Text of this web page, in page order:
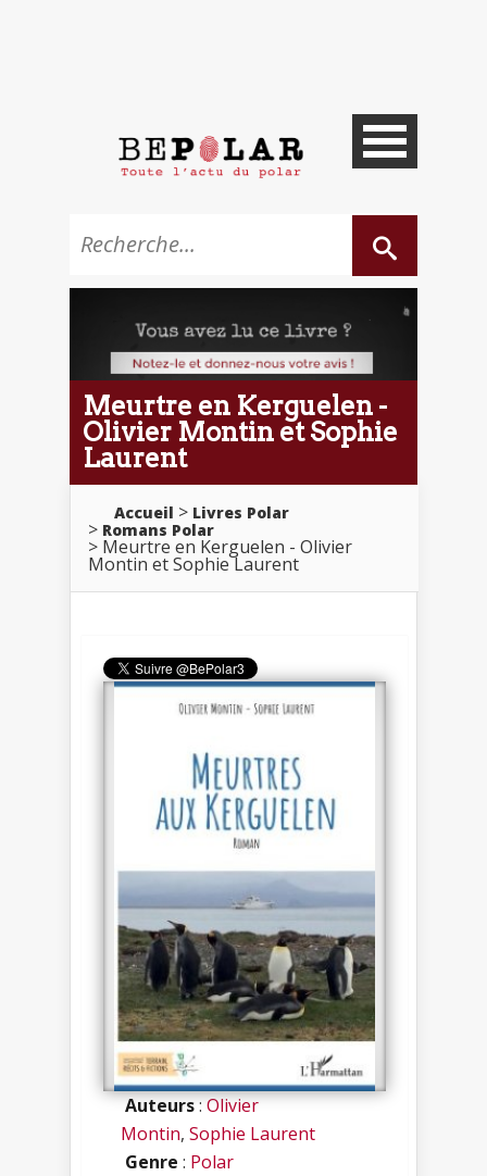
Meurtre en Kerguelen -
Olivier Montin et Sophie
Laurent
Accueil
Livres Polar
Romans Polar
Meurtre en Kerguelen - Olivier
Montin et Sophie Laurent
Auteurs:Olivier
Montin, Sophie Laurent
Genre : Polar